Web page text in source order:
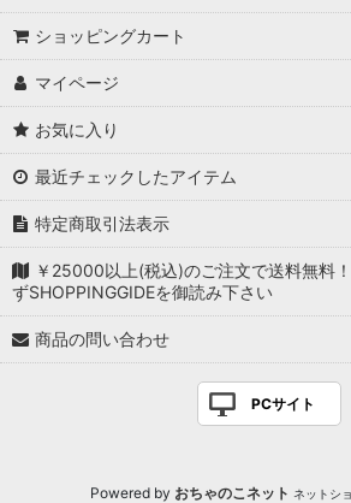
ショッピングカート
マイページ
お気に入り
最近チェックしたアイテム
特定商取引法表示
￥25000以上(税込)のご注文で送料無料
ずSHOPPINGGIDEを御読み下さい
商品の問い合わせ
PCサイト
Powered by おちゃのこネット ネットシ